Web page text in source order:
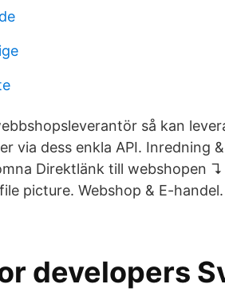
så kan
via dess enkla API. Inredning
Direktlänk till webshopen
picture. Webshop & E-
developers